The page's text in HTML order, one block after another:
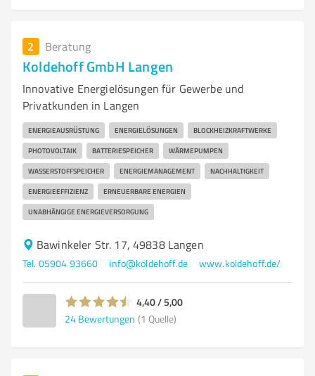
2 Beratung
Koldehoff GmbH Langen
Innovative Energielösungen für Gewerbe und
Privatkunden in Langen
ENERGIEAUSRÜSTUNG ENERGIELÖSUNGEN BLOCKHEIZKRAFTWERKE
PHOTOVOLTAIK BATTERIESPEICHER WÄRMEPUMPEN
WASSERSTOFFSPEICHER ENERGIEMANAGEMENT NACHHALTIGKEIT
ENERGIEEFFIZIENZ ERNEUERBARE ENERGIEN
UNABHÄNGIGE ENERGIEVERSORGUNG
Bawinkeler Str. 17, 49838 Langen
Tel. 05904 93660 info@koldehoff.de www.koldehoff.de/
4,40 / 5,00
24 Bewertungen (1 Quelle)